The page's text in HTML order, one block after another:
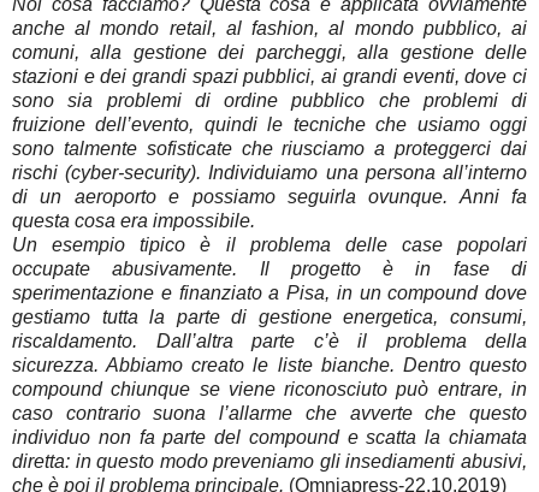
anche al mondo retail, al fashion, al mondo pubblico, ai
comuni, alla gestione dei parcheggi, alla gestione delle
stazioni e dei grandi spazi pubblici, ai grandi eventi, dove ci
sono sia problemi di ordine pubblico che problemi di
fruizione dell’evento, quindi le tecniche che usiamo oggi
sono talmente sofisticate che riusciamo a proteggerci dai
rischi (cyber-security). Individuiamo una persona all’interno
di un aeroporto e possiamo seguirla ovunque. Anni fa
questa cosa era impossibile.
Un esempio tipico è il problema delle case popolari
occupate abusivamente. Il progetto è in fase di
sperimentazione e finanziato a Pisa, in un compound dove
gestiamo tutta la parte di gestione energetica, consumi,
riscaldamento. Dall’altra parte c’è il problema della
sicurezza. Abbiamo creato le liste bianche. Dentro questo
compound chiunque se viene riconosciuto può entrare, in
caso contrario suona l’allarme che avverte che questo
individuo non fa parte del compound e scatta la chiamata
diretta: in questo modo preveniamo gli insediamenti abusivi,
che è poi il problema principale. (Omniapress-22.10.2019)